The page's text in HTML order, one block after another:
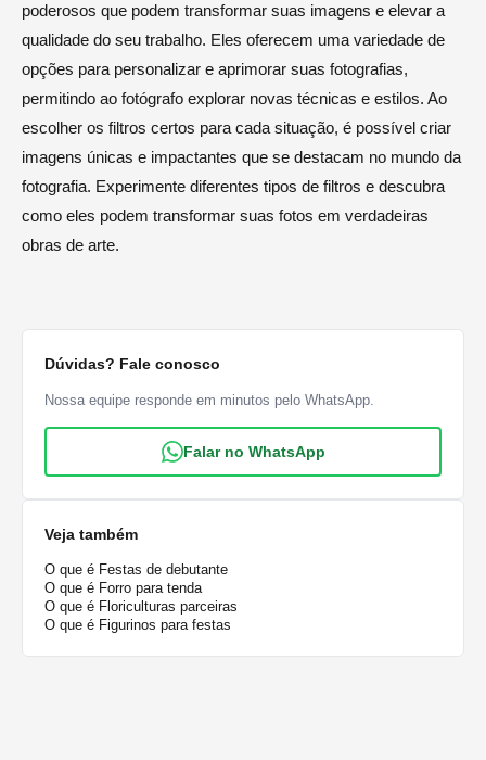
poderosos que podem transformar suas imagens e elevar a
qualidade do seu trabalho. Eles oferecem uma variedade de
opções para personalizar e aprimorar suas fotografias,
permitindo ao fotógrafo explorar novas técnicas e estilos. Ao
escolher os filtros certos para cada situação, é possível criar
imagens únicas e impactantes que se destacam no mundo da
fotografia. Experimente diferentes tipos de filtros e descubra
como eles podem transformar suas fotos em verdadeiras
obras de arte.
Dúvidas? Fale conosco
Nossa equipe responde em minutos pelo WhatsApp.
Falar no WhatsApp
Veja também
O que é Festas de debutante
O que é Forro para tenda
O que é Floriculturas parceiras
O que é Figurinos para festas